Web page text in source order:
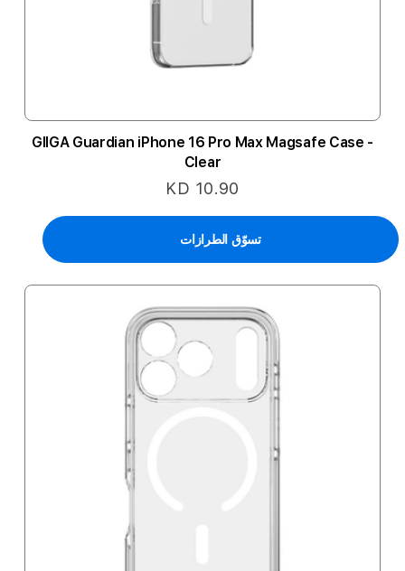
GIIGA Guardian iPhone 16 Pro Max Magsafe Case -
Clear
KD 10.90
تسوّق الطرازات